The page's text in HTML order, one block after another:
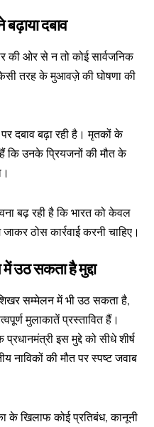
बढ़ाया दबाव
की ओर से न तो कोई सार्वजनिक
तरह के मुआवज़े की घोषणा की
दबाव बढ़ा रही है। मृतकों के
हैं कि उनके प्रियजनों की मौत के
बढ़ रही है कि भारत को केवल
ठोस कार्रवाई करनी चाहिए।
उठ सकता है मुद्दा
सम्मेलन में भी उठ सकता है,
मुलाकातें प्रस्तावित हैं।
प्रधानमंत्री इस मुद्दे को सीधे शीर्ष
नाविकों की मौत पर स्पष्ट जवाब
के खिलाफ कोई प्रतिबंध, कानूनी